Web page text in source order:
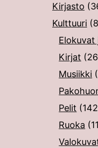
Kirjasto
Kulttuuri
Elokuvat
Kirjat
Musiikki
Pelit
Ruoka